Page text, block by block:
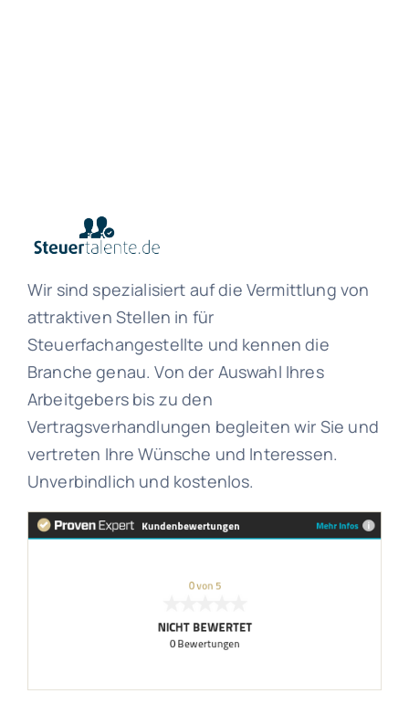
Wir sind spezialisiert auf die Vermittlung von
attraktiven Stellen in für
Steuerfachangestellte und kennen die
Branche genau. Von der Auswahl Ihres
Arbeitgebers bis zu den
Vertragsverhandlungen begleiten wir Sie und
vertreten Ihre Wünsche und Interessen.
Unverbindlich und kostenlos.